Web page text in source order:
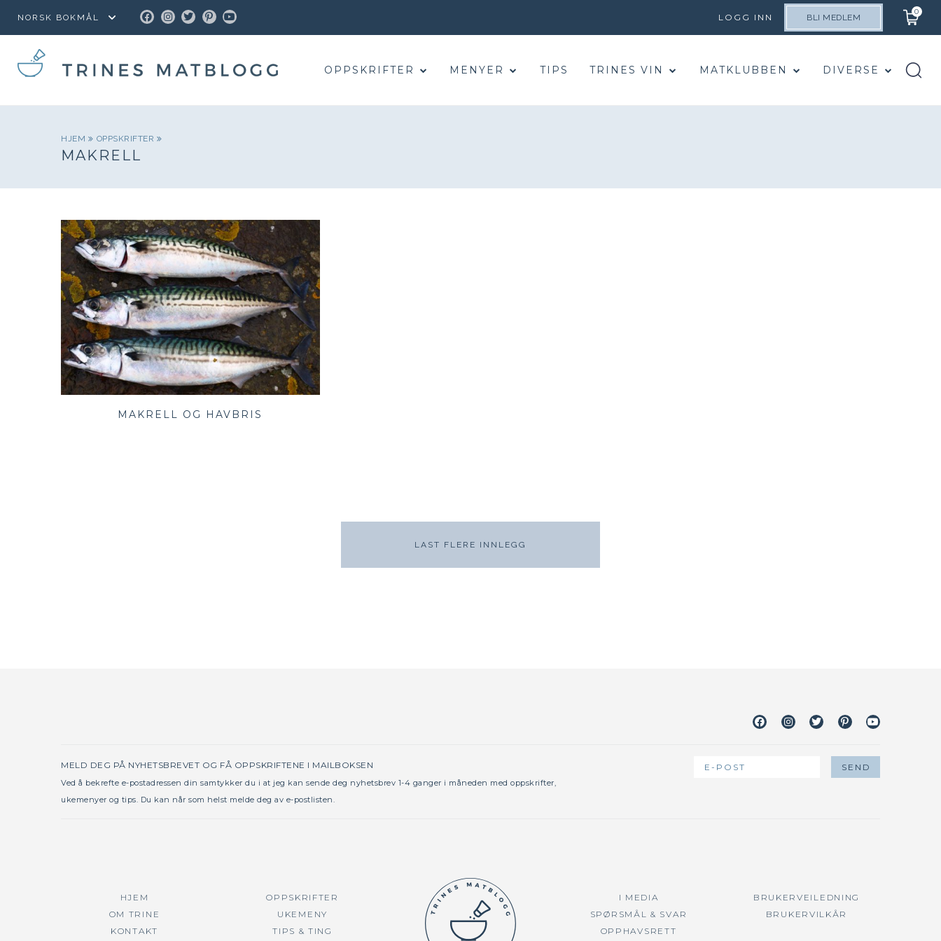
FACEBOOK
INSTAGRAM
TWITTER
PINTEREST
YOUTUBE LOGG INN BLI MEDLEM
0
OPPSKRIFTER MENYER TIPS TRINES VIN MATKLUBBEN DIVERSE
HJEM OPPSKRIFTER
MAKRELL
MAKRELL OG HAVBRIS
LAST FLERE INNLEGG
FacebookInstagramTwitterPinterestYoutube
MELD DEG PÅ NYHETSBREVET OG FÅ OPPSKRIFTENE I MAILBOKSEN
Ved å bekrefte e-postadressen din samtykker du i at jeg kan sende deg nyhetsbrev 1-4 ganger i måneden med oppskrifter,
ukemenyer og tips. Du kan når som helst melde deg av e-postlisten.
HJEM
OM TRINE
KONTAKT
OPPSKRIFTER
UKEMENY
TIPS & TING
I MEDIA
SPØRSMÅL & SVAR
OPPHAVSRETT
BRUKERVEILEDNING
BRUKERVILKÅR